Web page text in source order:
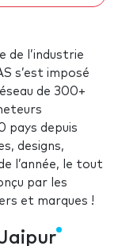
l’industrie
s’est imposé
de 300+
pays depuis
designs,
l’année, le tout
par les
et marques !